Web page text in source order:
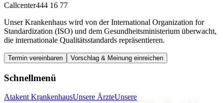
Callcenter444 16 77
Unser Krankenhaus wird von der International Organization for
Standardization (ISO) und dem Gesundheitsministerium überwacht,
die internationale Qualitätsstandards repräsentieren.
Termin vereinbaren Vorschlag & Meinung einreichen
Schnellmenü
Atakent KrankenhausUnsere ÄrzteUnsere